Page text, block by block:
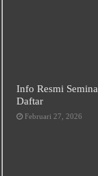
Info Resmi
Daftar
Februari 27, 2026